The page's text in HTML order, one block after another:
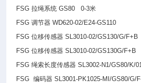
FSG拉绳系统 GS80 0-3米
FSG调节器 WD620-02/E24-GS110
FSG位移传感器 SL3010-02/GS130/
FSG位移传感器 SL3010-02/
FSG绳索长度传感器 SL3002-N1/GS80/
FSG编码器 SL3001-PK1025-MI/